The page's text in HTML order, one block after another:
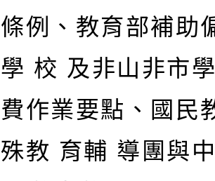
條例、教育部補助
學 校 及非山非市
費作業要點、國民
殊教 育輔 導團與